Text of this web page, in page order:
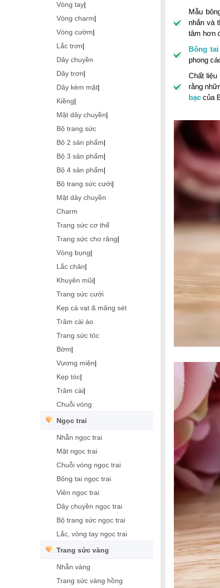
Vòng tay|
Vòng charm|
Vòng cườm|
Lắc trơn|
Dây chuyền
Dây trơn|
Dây kèm mặt|
Kiềng|
Mặt dây chuyền|
Bộ trang sức
Bộ 2 sản phẩm|
Bộ 3 sản phẩm|
Bộ 4 sản phẩm|
Bộ trang sức cưới|
Mặt dây chuyền
Charm
Trang sức cơ thể
Trang sức cho răng|
Vòng bụng|
Lắc chân|
Khuyên mũi|
Trang sức cưới
Kẹp cà vạt & măng sét
Trâm cài áo
Trang sức tóc
Bờm|
Vương miện|
Kẹp tóc|
Trâm cài|
Chuỗi vòng
Ngọc trai
Nhẫn ngọc trai
Mặt ngọc trai
Chuỗi vòng ngọc trai
Bông tai ngọc trai
Viên ngọc trai
Dây chuyền ngọc trai
Bộ trang sức ngọc trai
Lắc, vòng tay ngọc trai
Trang sức vàng
Nhẫn vàng
Trang sức vàng hồng
Mẫu
nhắn và
tâm hơn
Bông
phong
Chất
rằng
bạc của